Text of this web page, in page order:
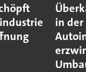
in der